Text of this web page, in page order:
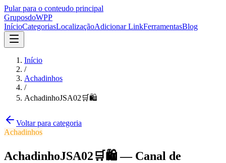
Pular para o conteudo principal
GruposdoWPP
InícioCategoriasLocalizaçãoAdicionar LinkFerramentasBlog
Início
/
Achadinhos
/
AchadinhoJSA02🛒🛍️
Voltar para categoria
Achadinhos
AchadinhoJSA02🛒🛍️— Canal de